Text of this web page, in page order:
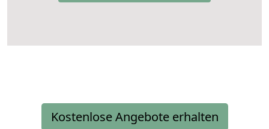
Kostenlose Angebote erhalten